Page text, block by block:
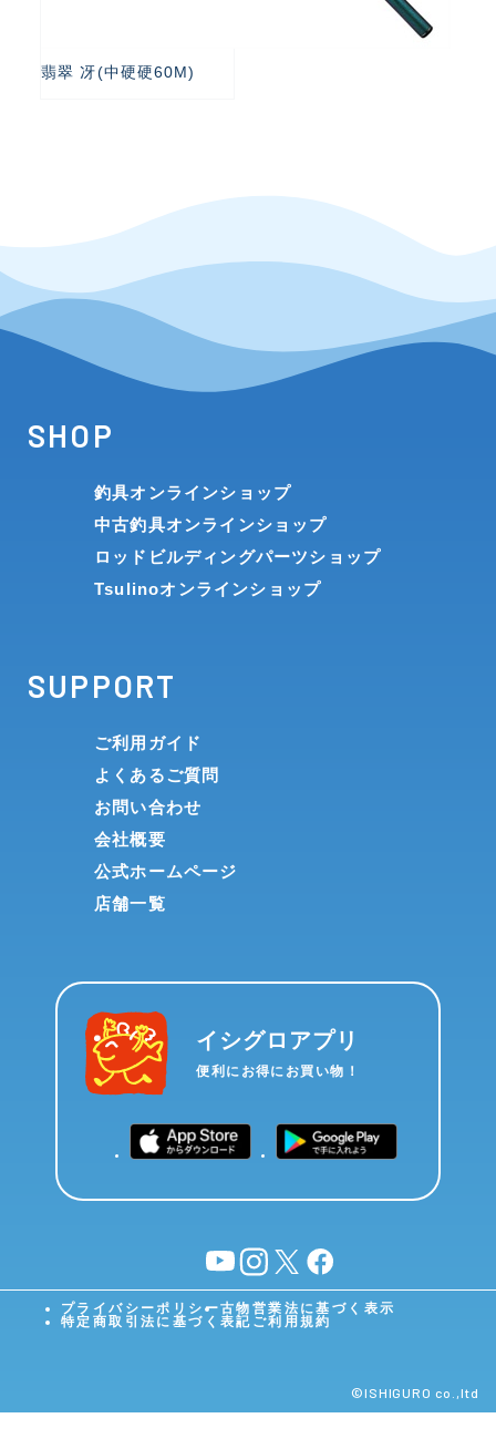
翡翠 冴(中硬硬60M)
SHOP
釣具オンラインショップ
中古釣具オンラインショップ
ロッドビルディングパーツショップ
Tsulinoオンラインショップ
SUPPORT
ご利用ガイド
よくあるご質問
お問い合わせ
会社概要
公式ホームページ
店舗一覧
イシグロアプリ
便利にお得にお買い物！
YouTubeinstagram
X facebook
プライバシーポリシー古物営業法に基づく表示
特定商取引法に基づく表記 ご利用規約
©︎ISHIGURO co.,ltd